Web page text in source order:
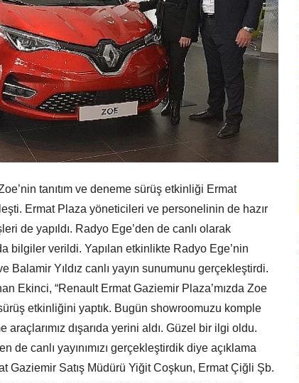
tanıtım ve deneme sürüş etkinliği Ermat
Ermat Plaza yöneticileri ve personelinin de hazır
de yapıldı. Radyo Ege’den de canlı olarak
bilgiler verildi. Yapılan etkinlikte Radyo Ege’nin
Balamir Yıldız canlı yayın sunumunu gerçekleştirdi.
Ekinci, “Renault Ermat Gaziemir Plaza’mızda Zoe
etkinliğini yaptık. Bugün showroomuzu komple
dışarıda yerini aldı. Güzel bir ilgi oldu.
de canlı yayınımızı gerçekleştirdik diye açıklama
Gaziemir Satış Müdürü Yiğit Coşkun, Ermat Çiğli Şb.